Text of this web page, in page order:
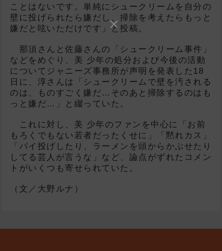
ことはないです。単純にシュークリームを自分の
壁に投げられたら嫌だし、掃除を考えたらもっと
嫌だと呟いただけです」と投稿。
那須さんと佐藤さんの「シュークリーム事件」
などをめぐり、美 少年の処分および今後の活動
についてジャニーズ事務所が声明を発表した18
日に、淳さんは「シュークリームで壁を汚される
のは、ものすごく嫌だ…そのあと掃除するのはも
っと嫌だ…」と綴っていた。
これに対し、美 少年のファンを中心に「お前
もろくでもない若者だったくせに」「黙れカス」
「パイ投げしたり、ラーメンを頭からかぶせたり
してる芸人が言うな」など、論点がずれたコメン
トがいくつも寄せられていた。
（文／大野ルナ）